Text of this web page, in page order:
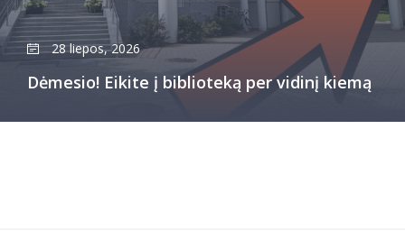
28 liepos, 2026
Dėmesio! Eikite į biblioteką per vidinį kiemą